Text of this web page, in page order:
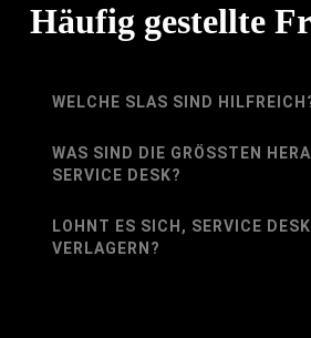
Häufig gestellte
WELCHE SLAS SIND
WAS SIND DIE GRÖSSTEN
ERVICE DESK?
LOHNT ES SICH, SERVICE
VERLAGERN?